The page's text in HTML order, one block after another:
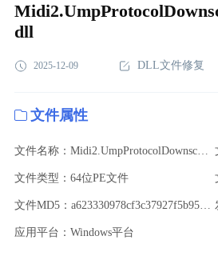
dll
2025-12-09 DLL文件修复
文件属性
文件名称：Midi2.UmpProtocolDownscalerTransform.dll
文件类型：64位PE文件
文件MD5：a623330978cf3c37927f5b95fa5cb55b
应用平台：Windows平台